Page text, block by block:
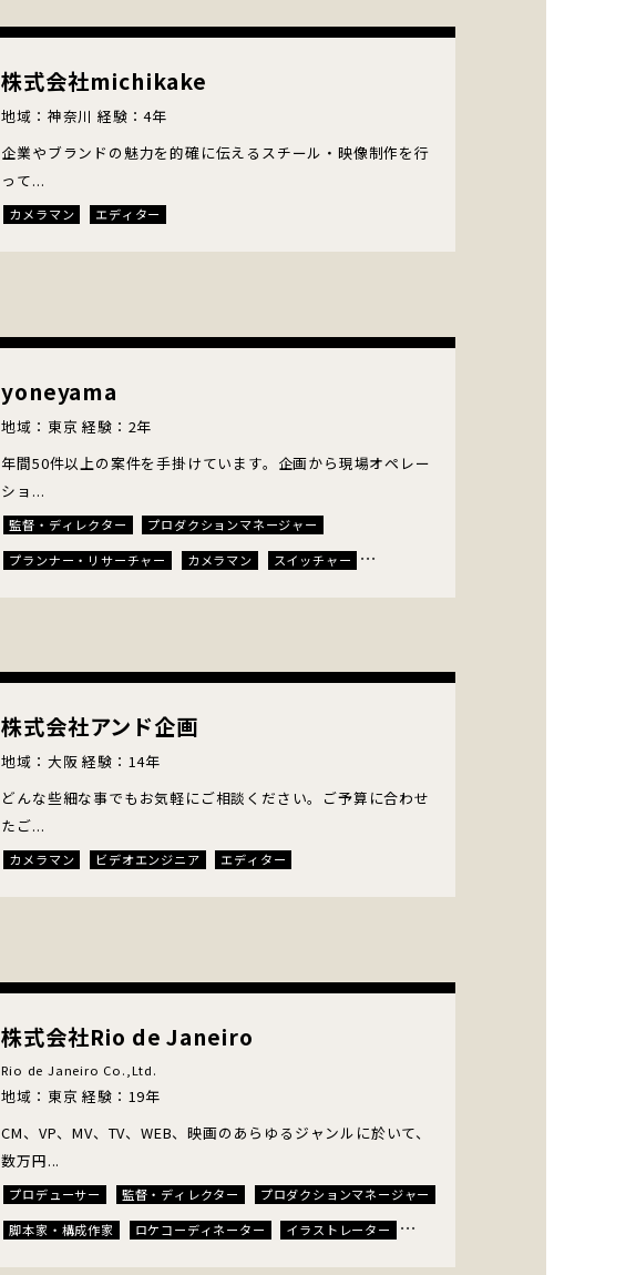
キャスティングディレクター
ナレーター・声優
アナウンサー・キャスター
エキストラ
通訳・翻訳 レンタル
派遣
コンテンツマネージメント
株式会社michikake
地域：神奈川 経験：4年
企業やブランドの魅力を的確に伝えるスチール・映像制作を行
って...
カメラマン エディター
yoneyama
地域：東京 経験：2年
年間50件以上の案件を手掛けています。企画から現場オペレー
ショ...
監督・ディレクター
プロダクションマネージャー
プランナー・リサーチャー
カメラマン
スイッチャー
中継技術者
音声収録 ビデオエンジニア
MAミキサー
株式会社アンド企画
地域：大阪 経験：14年
どんな些細な事でもお気軽にご相談ください。ご予算に合わせ
たご...
カメラマン ビデオエンジニア エディター
株式会社Rio de Janeiro
Rio de Janeiro Co.,Ltd.
地域：東京 経験：19年
CM、VP、MV、TV、WEB、映画のあらゆるジャンルに於いて、
数万円...
プロデューサー 監督・ディレクター
プロダクションマネージャー
脚本家・構成作家
ロケコーディネーター
イラストレーター
カメラマン
エディター